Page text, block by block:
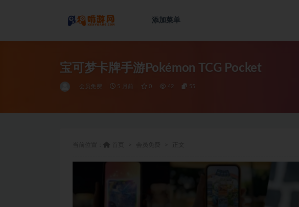
添加菜单
宝可梦卡牌手游Pokémon TCG Pocket
会员免费 5 月前 0 42 55